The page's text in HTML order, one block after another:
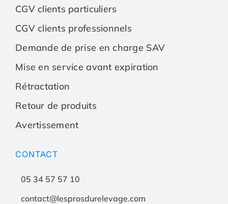
CGV clients particuliers
CGV clients professionnels
Demande de prise en charge SAV
Mise en service avant expiration
Rétractation
Retour de produits
Avertissement
CONTACT
05 34 57 57 10
contact@lesprosdurelevage.com